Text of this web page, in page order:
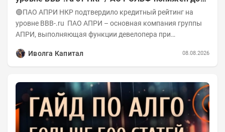
А-(RU) / Элит Строй присвоен на уровне BBB.ru)
🟢ПАО АПРИ НКР подтвердило кредитный рейтинг на
уровне BBB-.ru ПАО АПРИ – основная компания группы
АПРИ, выполняющая функции девелопера при
Иволга Капитал
08.08.2026